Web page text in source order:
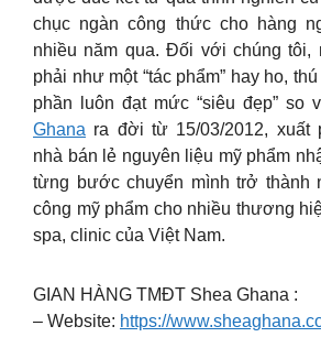
chục ngàn công thức cho hàng
nhiều năm qua. Đối với chúng tôi,
phải như một “tác phẩm” hay ho,
phần luôn đạt mức “siêu đẹp” so
Ghana ra đời từ 15/03/2012, xuất
nhà bán lẻ nguyên liệu mỹ phẩm
từng bước chuyển mình trở thành
công mỹ phẩm cho nhiều thương
spa, clinic của Việt Nam.
GIAN HÀNG TMĐT Shea Ghana :
– Website: https://